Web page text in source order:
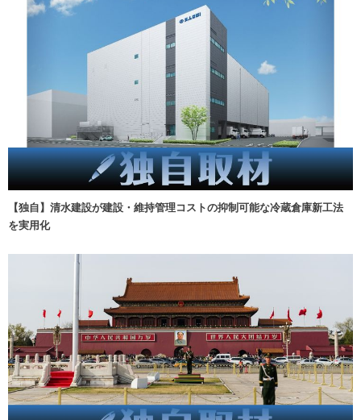
【独自】清水建設が建設・維持管理コストの抑制可能な冷蔵倉庫新工法
を実用化